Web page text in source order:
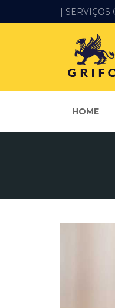
| SERVIÇOS
HOME